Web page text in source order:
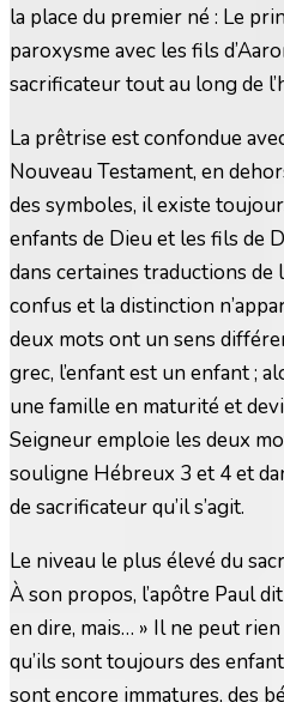
la place du premier né : Le
paroxysme avec les fils
sacrificateur tout au long de
La prêtrise est confondue
Nouveau Testament, en
des symboles, il existe
enfants de Dieu et les fils de
dans certaines traductions
confus et la distinction
deux mots ont un sens
grec, l’enfant est un enfant ;
une famille en maturité et
Seigneur emploie les deux
souligne Hébreux 3 et 4 et
de sacrificateur qu’il s’agit.
Le niveau le plus élevé du
À son propos, l’apôtre Paul
en dire, mais… » Il ne peut
qu’ils sont toujours des
sont encore immatures, des